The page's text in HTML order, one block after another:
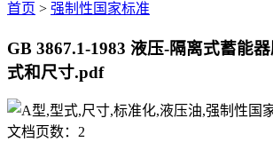
首页 > 强制性国家标准
GB 3867.1-1983 液压-隔离式蓄能
式和尺寸.pdf
文档页数： 2